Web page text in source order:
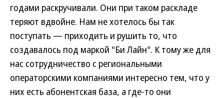
годами раскручивали. Они при таком раскладе
теряют вдвойне. Нам не хотелось бы так
поступать — приходить и рушить то, что
создавалось под маркой "Би Лайн". К тому же для
нас сотрудничество с региональными
операторскими компаниями интересно тем, что у
них есть абонентская база, а где-то они